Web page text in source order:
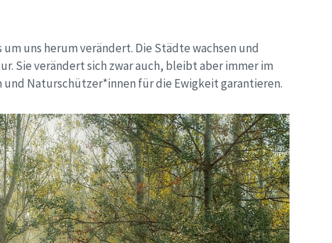
uns herum verändert. Die Städte wachsen und
Sie verändert sich zwar auch, bleibt aber immer im
und Naturschützer*innen für die Ewigkeit garantieren.